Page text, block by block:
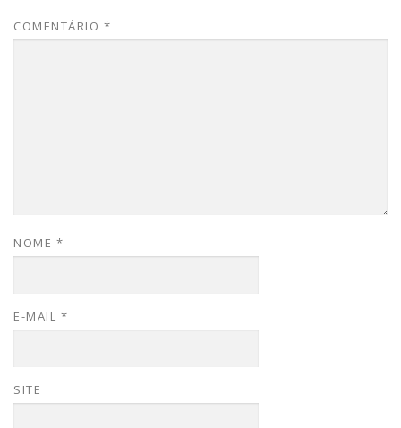
COMENTÁRIO *
NOME *
E-MAIL *
SITE